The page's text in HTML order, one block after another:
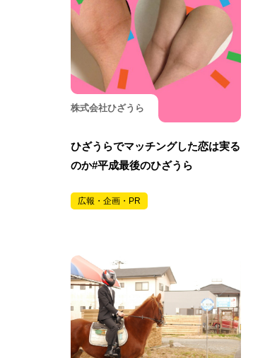
株式会社ひざうら
ひざうらでマッチングした恋は実る
のか#平成最後のひざうら
広報・企画・PR